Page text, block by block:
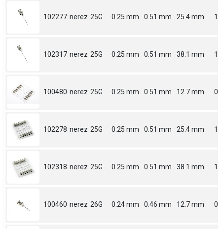
102277 nerez 25G 0.25 mm 0.51 mm 25.4 mm 1
102317 nerez 25G 0.25 mm 0.51 mm 38.1 mm
100480 nerez 25G 0.25 mm 0.51 mm 12.7 mm
102278 nerez 25G 0.25 mm 0.51 mm 25.4 mm 1
102318 nerez 25G 0.25 mm 0.51 mm 38.1 mm
100460 nerez 26G 0.24 mm 0.46 mm 12.7 mm